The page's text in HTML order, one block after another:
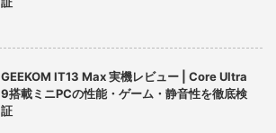
GEEKOM IT13 Max 実機レビュー | Core Ultra
9搭載ミニPCの性能・ゲーム・静音性を徹底検
証